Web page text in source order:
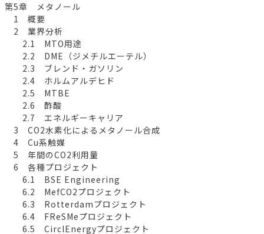
第5章 メタノール
1 概要
2 業界分析
2.1 MTO用途
2.2 DME（ジメチルエーテル）
2.3 ブレンド・ガソリン
2.4 ホルムアルデヒド
2.5 MTBE
2.6 酢酸
2.7 エネルギーキャリア
3 CO2水素化によるメタノール合成
4 Cu系触媒
5 年間のCO2利用量
6 各種プロジェクト
6.1 BSE Engineering
6.2 MefCO2プロジェクト
6.3 Rotterdamプロジェクト
6.4 FReSMeプロジェクト
6.5 CirclEnergyプロジェクト